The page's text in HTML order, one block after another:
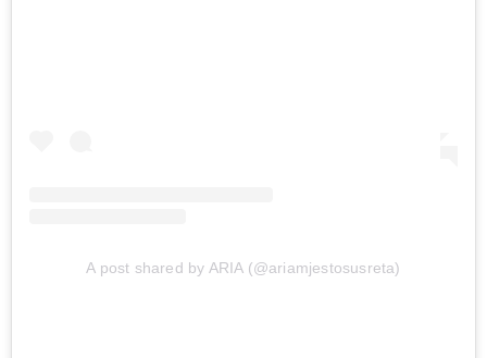
A post shared by ARIA (@ariamjestosusreta)